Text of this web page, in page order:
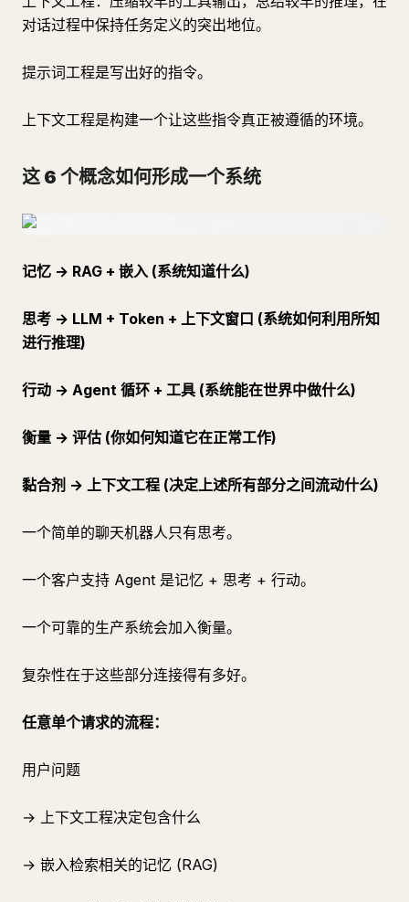
对话过程中保持任务定义的突出地位。
提示词工程是写出好的指令。
上下文工程是构建一个让这些指令真正被遵循的环境。
这 6 个概念如何形成一个系统
记忆 → RAG + 嵌入 (系统知道什么)
思考 → LLM + Token + 上下文窗口 (系统如何利用所知
进行推理)
行动 → Agent 循环 + 工具 (系统能在世界中做什么)
衡量 → 评估 (你如何知道它在正常工作)
黏合剂 → 上下文工程 (决定上述所有部分之间流动什么)
一个简单的聊天机器人只有思考。
一个客户支持 Agent 是记忆 + 思考 + 行动。
一个可靠的生产系统会加入衡量。
复杂性在于这些部分连接得有多好。
任意单个请求的流程：
用户问题
→ 上下文工程决定包含什么
→ 嵌入检索相关的记忆 (RAG)